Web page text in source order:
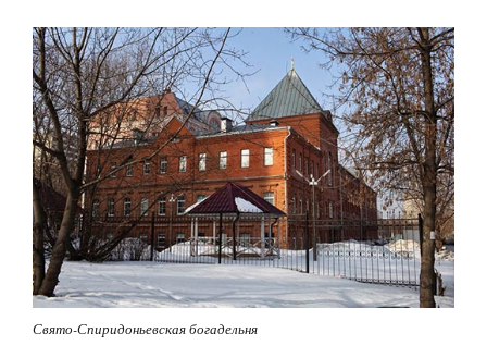
Свято-Спиридоньевская богадельня